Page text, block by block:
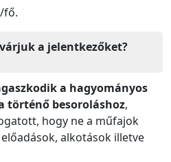
fő.
a jelentkezőket?
a hagyományos
történő besoroláshoz,
hogy ne a műfajok
alkotások illetve